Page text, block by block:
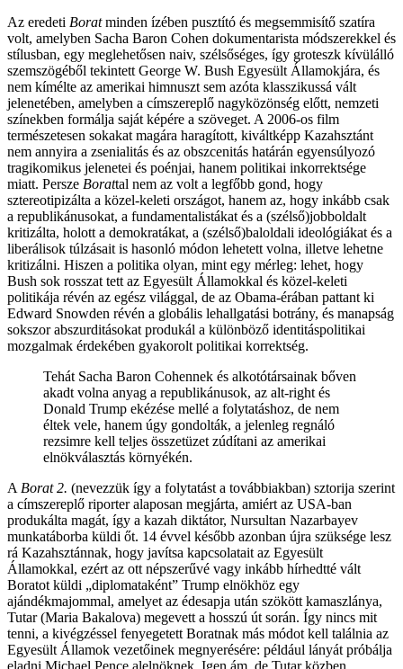
Az eredeti Boratminden ízében pusztító és megsemmisítő szatíra
volt, amelyben Sacha Baron Cohen dokumentarista módszerekkel és
stílusban, egy meglehetősen naiv, szélsőséges, így groteszk kívülálló
szemszögéből tekintett George W. Bush Egyesült Államokjára, és
nem kímélte az amerikai himnuszt sem azóta klasszikussá vált
jelenetében, amelyben a címszereplő nagyközönség előtt, nemzeti
színekben formálja saját képére a szöveget. A 2006-os film
természetesen sokakat magára haragított, kiváltképp Kazahsztánt
nem annyira a zsenialitás és az obszcenitás határán egyensúlyozó
tragikomikus jelenetei és poénjai, hanem politikai inkorrektsége
miatt. Persze Borattal nem az volt a legfőbb gond, hogy
sztereotipizálta a közel-keleti országot, hanem az, hogy inkább csak
a republikánusokat, a fundamentalistákat és a (szélső)jobboldalt
kritizálta, holott a demokratákat, a (szélső)baloldali ideológiákat és a
liberálisok túlzásait is hasonló módon lehetett volna, illetve lehetne
kritizálni. Hiszen a politika olyan, mint egy mérleg: lehet, hogy
Bush sok rosszat tett az Egyesült Államokkal és közel-keleti
politikája révén az egész világgal, de az Obama-érában pattant ki
Edward Snowden révén a globális lehallgatási botrány, és manapság
sokszor abszurditásokat produkál a különböző identitáspolitikai
mozgalmak érdekében gyakorolt politikai korrektség.
Tehát Sacha Baron Cohennek és alkotótársainak bőven
akadt volna anyag a republikánusok, az alt-right és
Donald Trump ekézése mellé a folytatáshoz, de nem
éltek vele, hanem úgy gondolták, a jelenleg regnáló
rezsimre kell teljes összetüzet zúdítani az amerikai
elnökválasztás környékén.
A Borat 2. (nevezzük így a folytatást a továbbiakban) sztorija szerint
a címszereplő riporter alaposan megjárta, amiért az USA-ban
produkálta magát, így a kazah diktátor, Nursultan Nazarbayev
munkatáborba küldi őt. 14 évvel később azonban újra szüksége lesz
rá Kazahsztánnak, hogy javítsa kapcsolatait az Egyesült
Államokkal, ezért az ott népszerűvé vagy inkább hírhedtté vált
Boratot küldi „diplomataként” Trump elnökhöz egy
ajándékmajommal, amelyet az édesapja után szökött kamaszlánya,
Tutar (Maria Bakalova) megevett a hosszú út során. Így nincs mit
tenni, a kivégzéssel fenyegetett Boratnak más módot kell találnia az
Egyesült Államok vezetőinek megnyerésére: például lányát próbálja
eladni Michael Pence alelnöknek. Igen ám, de Tutar közben